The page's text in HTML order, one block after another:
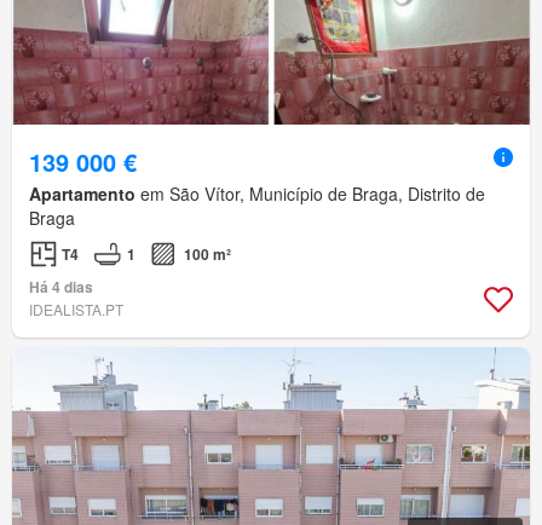
139 000 €
Apartamento em São Vítor, Município de Braga, Distrito de
Braga
T4 1
100 m²
Há 4 dias
IDEALISTA.PT